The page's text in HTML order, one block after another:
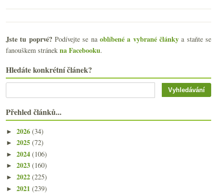
Jste tu poprvé?Podívejte se naoblíbené a vybrané články a staňte se
fanouškem stránek na Facebooku.
Hledáte konkrétní článek?
Přehled článků...
► 2026 (34)
► 2025 (72)
► 2024 (106)
► 2023 (160)
► 2022 (225)
► 2021 (239)